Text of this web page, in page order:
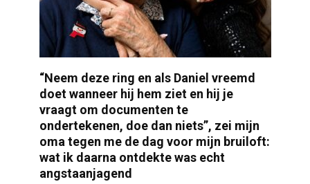
“Neem deze ring en als Daniel vreemd
doet wanneer hij hem ziet en hij je
vraagt om documenten te
ondertekenen, doe dan niets”, zei mijn
oma tegen me de dag voor mijn bruiloft:
wat ik daarna ontdekte was echt
angstaanjagend